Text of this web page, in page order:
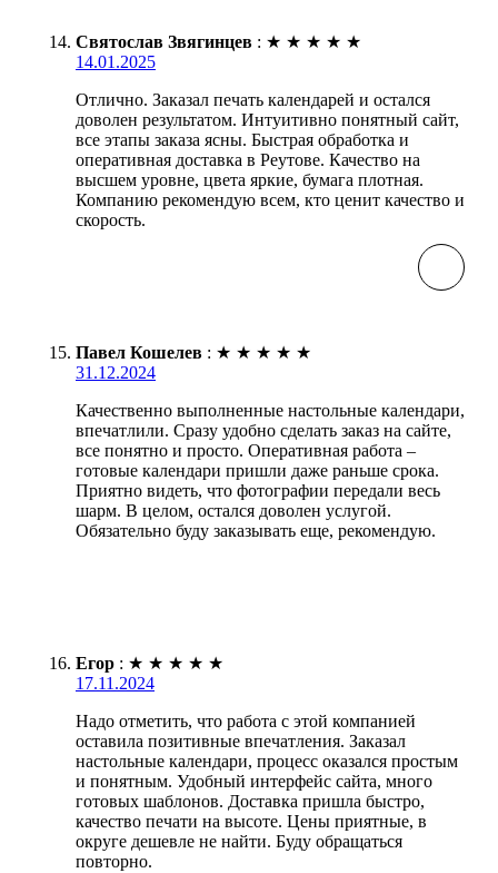
Святослав Звягинцев : ★ ★ ★ ★ ★
14.01.2025
Отлично. Заказал печать календарей и остался
доволен результатом. Интуитивно понятный сайт,
все этапы заказа ясны. Быстрая обработка и
оперативная доставка в Реутове. Качество на
высшем уровне, цвета яркие, бумага плотная.
Компанию рекомендую всем, кто ценит качество и
скорость.
Павел Кошелев : ★ ★ ★ ★ ★
31.12.2024
Качественно выполненные настольные календари,
впечатлили. Сразу удобно сделать заказ на сайте,
все понятно и просто. Оперативная работа –
готовые календари пришли даже раньше срока.
Приятно видеть, что фотографии передали весь
шарм. В целом, остался доволен услугой.
Обязательно буду заказывать еще, рекомендую.
Егор : ★ ★ ★ ★ ★
17.11.2024
Надо отметить, что работа с этой компанией
оставила позитивные впечатления. Заказал
настольные календари, процесс оказался простым
и понятным. Удобный интерфейс сайта, много
готовых шаблонов. Доставка пришла быстро,
качество печати на высоте. Цены приятные, в
округе дешевле не найти. Буду обращаться
повторно.